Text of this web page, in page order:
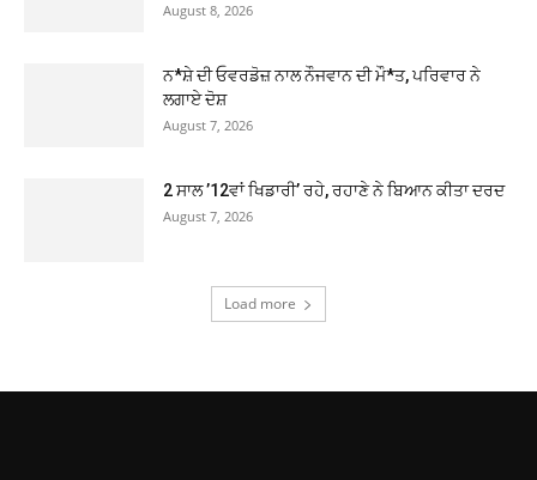
August 8, 2026
ਨ*ਸ਼ੇ ਦੀ ਓਵਰਡੋਜ਼ ਨਾਲ ਨੌਜਵਾਨ ਦੀ ਮੌ*ਤ, ਪਰਿਵਾਰ ਨੇ
ਲਗਾਏ ਦੋਸ਼
August 7, 2026
2 ਸਾਲ ’12ਵਾਂ ਖਿਡਾਰੀ’ ਰਹੇ, ਰਹਾਣੇ ਨੇ ਬਿਆਨ ਕੀਤਾ ਦਰਦ
August 7, 2026
Load more